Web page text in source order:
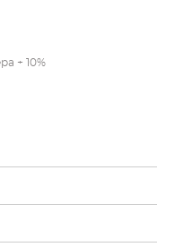
+ 10%